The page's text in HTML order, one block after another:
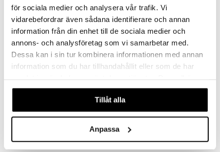
för sociala medier och analysera vår trafik. Vi
vidarebefordrar även sådana identifierare och annan
information från din enhet till de sociala medier och
annons- och analysföretag som vi samarbetar med.
Dessa kan i sin tur kombinera informationen med annan
information som du har tillhandahållit eller som de har
våra cookies vid fortsatt användande av vår webbplats.
Tillåt alla
Anpassa
Kisby Dry Shampoo Powder
89 kr (ord.139kr)
Good To Go Light (breeze) - Dry Shampoo
LÖWENGRIP
69 kr (ord.95kr)